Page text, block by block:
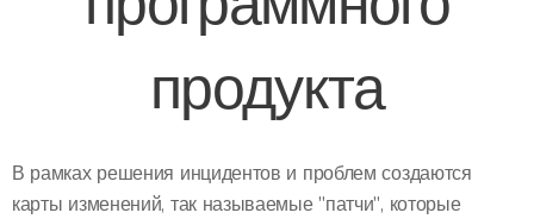
продукта
В рамках решения инцидентов и проблем создаются
карты изменений, так называемые "патчи", которые